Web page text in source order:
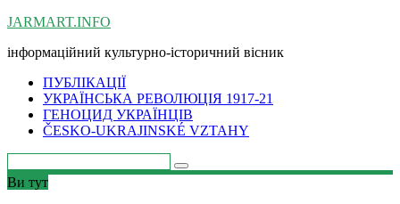
Skip
content
JARMART.INFO
інформаційний культурно-історичний вісник
ПУБЛІКАЦІЇ
УКРАЇНСЬКА РЕВОЛЮЦІЯ 1917-21
ГЕНОЦИД УКРАЇНЦІВ
ČESKO-UKRAJINSKÉ VZTAHY
Ви тут